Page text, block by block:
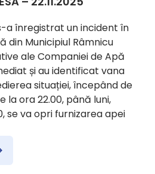
a înregistrat un incident în
din Municipiul Râmnicu
ale Companiei de Apă
și au identificat vana
situației, începând de
la ora 22.00, până luni,
se va opri furnizarea apei